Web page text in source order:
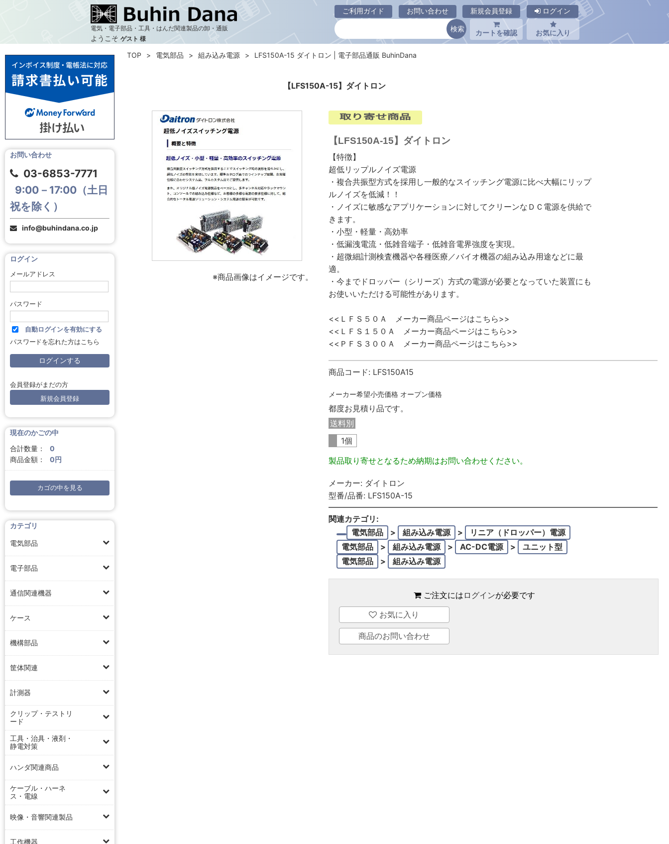
電気・電子部品・工具・はんだ関連製品の卸・通販
ようこそ ゲスト 様
ご利用ガイド お問い合わせ 新規会員登録 ログイン
カートを確認 お気に入り
【LFS150A-15】ダイトロン
お問い合わせ
03-6853-7771
9:00－17:00（土日
祝を除く）
info@buhindana.co.jp
ログイン
メールアドレス
パスワード
自動ログインを有効にする
パスワードを忘れた方はこちら
会員登録がまだの方
新規会員登録
現在のかごの中
合計数量：
0
商品金額：
0円
カゴの中を見る
カテゴリ
電気部品
電子部品
通信関連機器
ケース
機構部品
筐体関連
計測器
クリップ・テストリ
ード
工具・治具・液剤・
静電対策
ハンダ関連商品
ケーブル・ハーネ
ス・電線
映像・音響関連製品
工作機器
TOP 電気部品 組み込み電源 LFS150A-15 ダイトロン | 電子部品通販 BuhinDana
※商品画像はイメージです。
【LFS150A-15】ダイトロン
【特徴】
超低リップルノイズ電源
・複合共振型方式を採用し一般的なスイッチング電源に比べ大幅にリップ
ルノイズを低減！！
・ノイズに敏感なアプリケーションに対してクリーンなＤＣ電源を供給で
きます。
・小型・軽量・高効率
・低漏洩電流・低雑音端子・低雑音電界強度を実現。
・超微細計測検査機器や各種医療／バイオ機器の組み込み用途などに最
適。
・今までドロッパー（シリーズ）方式の電源が必要となっていた装置にも
お使いいただける可能性があります。
<<ＬＦＳ５０Ａ メーカー商品ページはこちら>>
<<ＬＦＳ１５０Ａ メーカー商品ページはこちら>>
<<ＰＦＳ３００Ａ メーカー商品ページはこちら>>
商品コード: LFS150A15
メーカー希望小売価格 オープン価格
都度お見積り品です。
送料別
1個
製品取り寄せとなるため納期はお問い合わせください。
メーカー: ダイトロン
型番/品番: LFS150A-15
関連カテゴリ:
電気部品
> 組み込み電源 >
リニア（ドロッパー）電源
電気部品
> 組み込み電源 > AC-DC電源 >
ユニット型
電気部品
> 組み込み電源
ご注文には ログインが必要です
お気に入り
商品のお問い合わせ